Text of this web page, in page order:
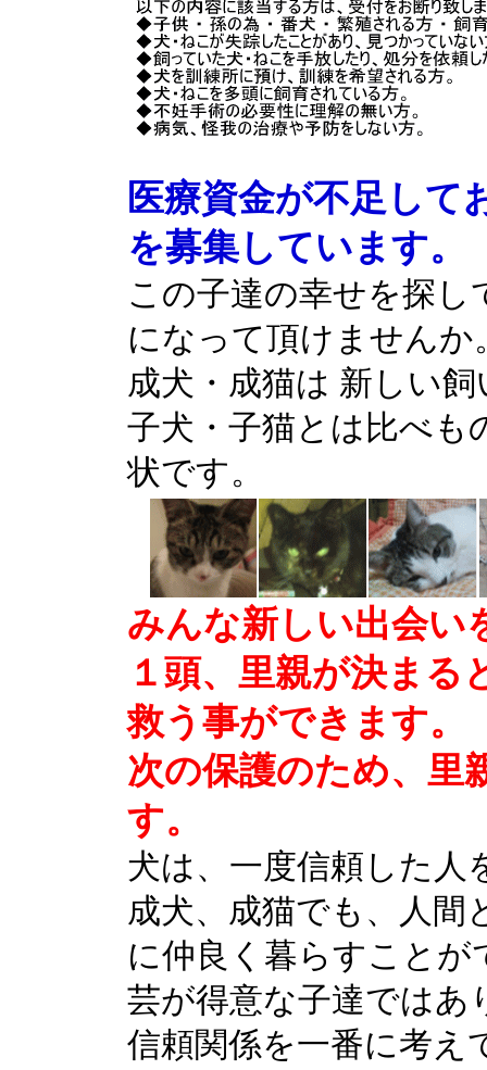
医療資金が不足して
を募集しています。
この子達の幸せを探
になって頂けませんか
成犬・成猫は 新しい
子犬・子猫とは比べも
状です。
みんな新しい出会い
１頭、里親が決まる
救う事ができます。
次の保護のため、里
す。
犬は、一度信頼した人
成犬、成猫でも、人間
に仲良く暮らすことが
芸が得意な子達ではあ
信頼関係を一番に考え